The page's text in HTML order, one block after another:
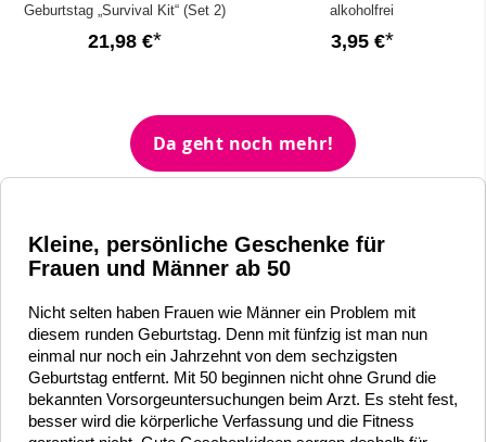
Geburtstag „Survival Kit“ (Set 2)
21,98 €
alkoholfrei
3,95 €
Da geht noch mehr!
Kleine, persönliche Geschenke für
Frauen und Männer ab 50
Nicht selten haben Frauen wie Männer ein Problem mit
diesem runden Geburtstag. Denn mit fünfzig ist man nun
einmal nur noch ein Jahrzehnt von dem sechzigsten
Geburtstag entfernt. Mit 50 beginnen nicht ohne Grund die
bekannten Vorsorgeuntersuchungen beim Arzt. Es steht fest,
besser wird die körperliche Verfassung und die Fitness